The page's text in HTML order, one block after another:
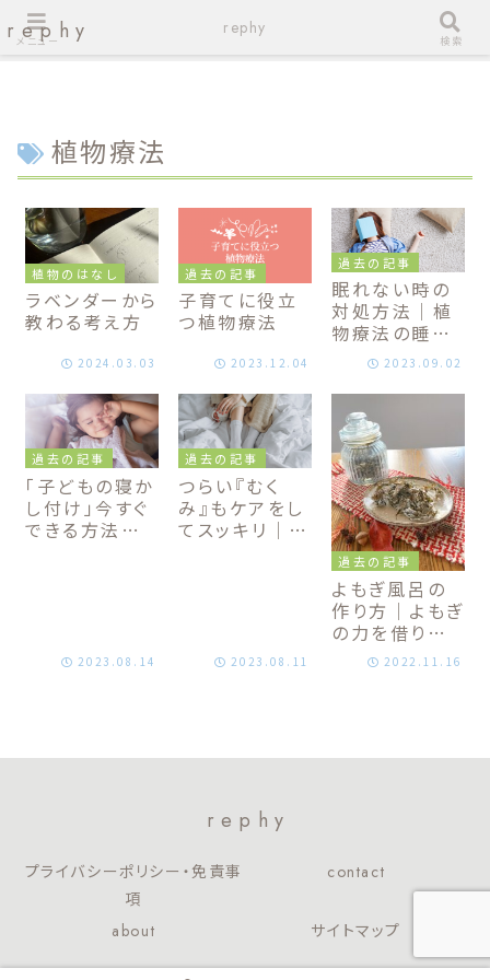
rephy
植物療法
植物のはなし
ラベンダーから
教わる考え方
2024.03.03
過去の記事
子育てに役立
つ植物療法
2023.12.04
過去の記事
眠れない時の
対処方法｜植
物療法の睡眠
ケア
2023.09.02
過去の記事
「子どもの寝か
し付け」今すぐ
できる方法｜
2023.08.14
過去の記事
つらい『むく
み』もケアをし
てスッキリ｜す
2023.08.11
過去の記事
よもぎ風呂の
作り方｜よもぎ
の力を借りて
寒い冬を乗り
越えよう
2022.11.16
rephy
プライバシーポリシー・免責事
項
contact
about サイトマップ
メニュー
rephy
検索